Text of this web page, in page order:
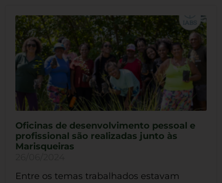
Oficinas de desenvolvimento pessoal e
profissional são realizadas junto às
Marisqueiras
Entre os temas trabalhados estavam